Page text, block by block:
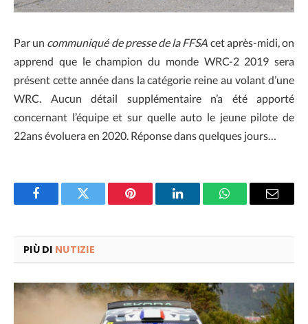
Par un communiqué de presse de la FFSA cet après-midi, on
apprend que le champion du monde WRC-2 2019 sera
présent cette année dans la catégorie reine au volant d’une
WRC. Aucun détail supplémentaire n’a été apporté
concernant l’équipe et sur quelle auto le jeune pilote de
22ans évoluera en 2020. Réponse dans quelques jours…
FacebookTwitter Pinterest LinkedInWhatsAppEmail
PIÙ DI NUTIZIE